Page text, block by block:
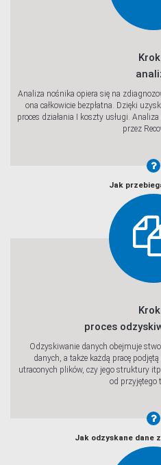
Analiza nośnika opiera się na
ona całkowicie bezpłatna. Dzięki
proces działania I koszty usługi.
przez
Jak
proces
Odzyskiwanie danych obejmuje
danych, a także każdą pracę
utraconych plików, czy jego struktury
od przyjętego
Jak odzyskane dane